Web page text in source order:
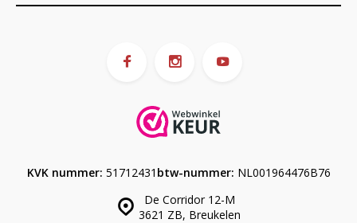
De Corridor 12-M
3621 ZB, Breukelen
KVK nummer: 51712431 btw-nummer: NL001964476B76